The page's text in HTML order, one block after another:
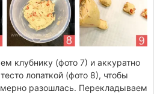
клубнику (фото 7) и аккуратно
лопаткой (фото 8), чтобы
разошлась. Перекладываем